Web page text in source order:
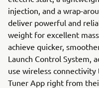
injection, and a wrap-
deliver powerful and
weight for excellent
achieve quicker,
Launch Control System,
use wireless
Tuner App right from